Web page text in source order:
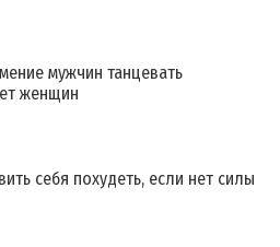
мужчин танцевать
женщин
себя похудеть, если нет силы